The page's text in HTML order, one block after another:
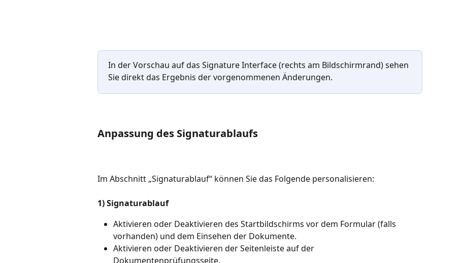
In der Vorschau auf das Signature Interface (rechts am Bildschirmrand) sehen
Sie direkt das Ergebnis der vorgenommenen Änderungen.
Anpassung des Signaturablaufs
Im Abschnitt „Signaturablauf“ können Sie das Folgende personalisieren:
1) Signaturablauf
Aktivieren oder Deaktivieren des Startbildschirms vor dem Formular (falls
vorhanden) und dem Einsehen der Dokumente.
Aktivieren oder Deaktivieren der Seitenleiste auf der
Dokumentenprüfungsseite.